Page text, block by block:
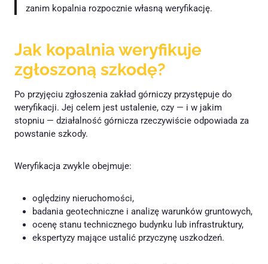
zanim kopalnia rozpocznie własną weryfikację.
Jak kopalnia weryfikuje
zgłoszoną szkodę?
Po przyjęciu zgłoszenia zakład górniczy przystępuje do
weryfikacji. Jej celem jest ustalenie, czy — i w jakim
stopniu — działalność górnicza rzeczywiście odpowiada za
powstanie szkody.
Weryfikacja zwykle obejmuje:
oględziny nieruchomości,
badania geotechniczne i analizę warunków gruntowych,
ocenę stanu technicznego budynku lub infrastruktury,
ekspertyzy mające ustalić przyczynę uszkodzeń.